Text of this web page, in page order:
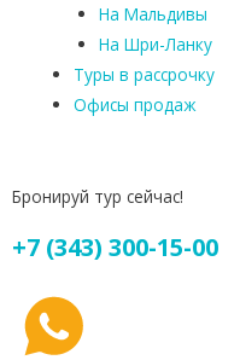
На Мальдивы
На Шри-Ланку
Туры в рассрочку
Офисы продаж
Бронируй тур сейчас!
+7 (343) 300-15-00